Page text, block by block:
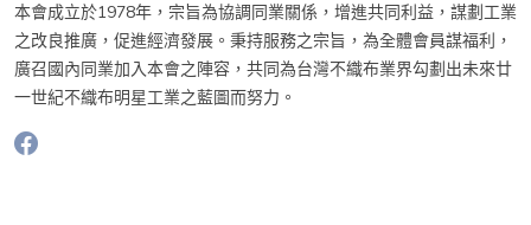
本會成立於1978年，宗旨為協調同業關係，增進共同利益，謀劃工業
之改良推廣，促進經濟發展。秉持服務之宗旨，為全體會員謀福利，
廣召國內同業加入本會之陣容，共同為台灣不織布業界勾劃出未來廿
一世紀不織布明星工業之藍圖而努力。